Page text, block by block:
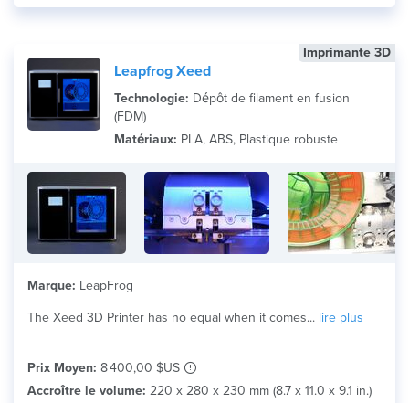
Imprimante 3D
Leapfrog Xeed
Technologie: Dépôt de filament en fusion
(FDM)
Matériaux: PLA, ABS, Plastique robuste
Marque: LeapFrog
The Xeed 3D Printer has no equal when it comes... lire plus
Prix Moyen: 8 400,00 $US
Accroître le volume: 220 x 280 x 230 mm (8.7 x 11.0 x 9.1 in.)